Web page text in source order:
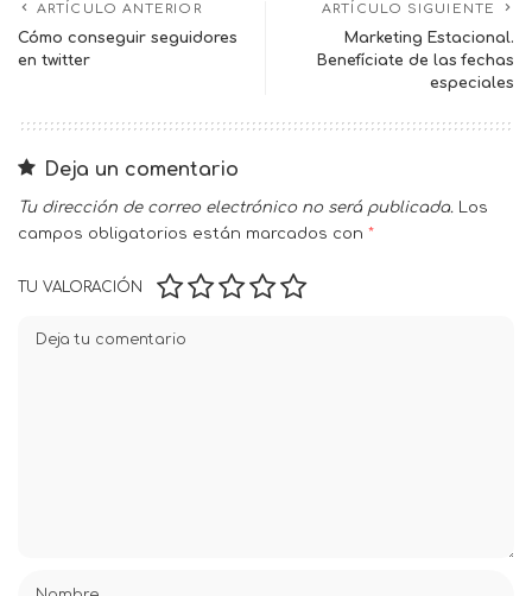
ARTÍCULO ANTERIOR
Cómo conseguir seguidores
en twitter
ARTÍCULO SIGUIENTE
Marketing Estacional.
Benefíciate de las fechas
especiales
Deja un comentario
Tu dirección de correo electrónico no será publicada. Los
campos obligatorios están marcados con *
TU VALORACIÓN